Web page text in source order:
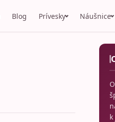
Blog Prívesky Náušnice